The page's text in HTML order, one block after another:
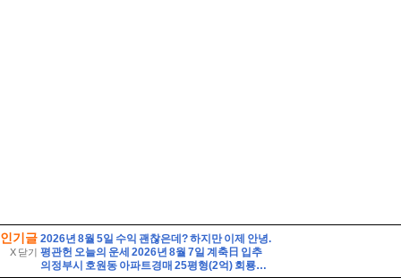
인기글
X 닫기
2026년 8월 5일 수익 괜찮은데? 하지만 이제 안녕.
평관헌 오늘의 운세 2026년 8월 7일 계축日 입추
의정부시 호원동 아파트경매 25평형(2억) 회룡역인근 신원아파트 14층 유찰1회 의정부호원동신원아파트 법원경매 매매